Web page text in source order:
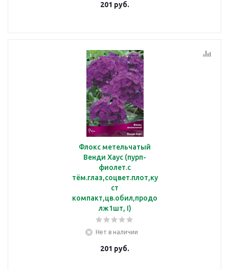
201 руб.
Флокс метельчатый
Венди Хаус (пурп-
фиолет.с
тём.глаз,соцвет.плот,ку
ст
компакт,цв.обил,продо
лж1шт, I)
Нет в наличии
201 руб.